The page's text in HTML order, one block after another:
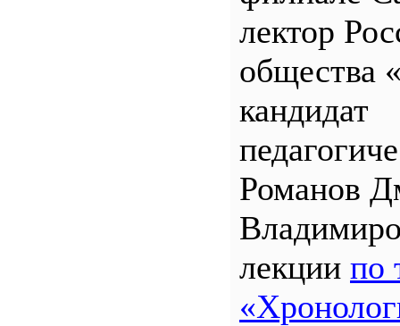
лектор
общества
кандидат
Романов
лекции по